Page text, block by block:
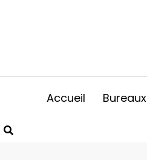
Accueil Bureaux